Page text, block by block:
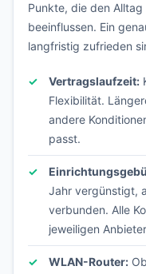
Punkte, die den
beeinflussen. Ein
langfristig zufrieden
Vertragslaufzeit:
Flexibilität.
andere
passt.
Jahr vergünstigt,
verbunden. Alle
jeweiligen
WLAN-Router: